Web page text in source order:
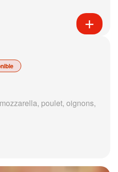
poulet, oignons,